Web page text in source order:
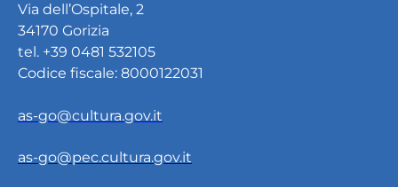
Via dell’Ospitale, 2
34170 Gorizia
tel. +39 0481 532105
Codice fiscale: 8000122031
as-go@cultura.gov.it
as-go@pec.cultura.gov.it